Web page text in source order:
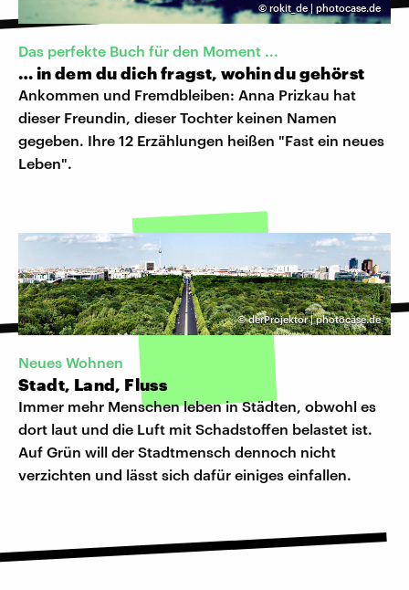
©rokit_de | photocase.de
Das perfekte Buch für den Moment ...
… in dem du dich fragst, wohin du gehörst
Ankommen und Fremdbleiben: Anna Prizkau hat
dieser Freundin, dieser Tochter keinen Namen
gegeben. Ihre 12 Erzählungen heißen "Fast ein neues
Leben".
©derProjektor | photocase.de
Neues Wohnen
Stadt, Land, Fluss
Immer mehr Menschen leben in Städten, obwohl es
dort laut und die Luft mit Schadstoffen belastet ist.
Auf Grün will der Stadtmensch dennoch nicht
verzichten und lässt sich dafür einiges einfallen.